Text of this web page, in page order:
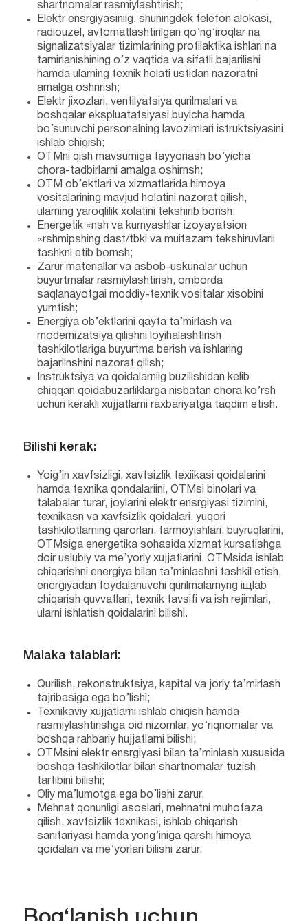
shartnomalar rasmiylashtirish;
Elektr ensrgiyasiniig, shuningdek telefon alokasi,
radiouzel, avtomatlashtirilgan qo’ng’iroqlar na
signalizatsiyalar tizimlarining profilaktika ishlari na
tamirlanishining o’z vaqtida va sifatli bajarilishi
hamda ularning texnik holati ustidan nazoratni
amalga oshnrish;
Elektr jixozlari, ventilyatsiya qurilmalari va
boshqalar ekspluatatsiyasi buyicha hamda
bo’sunuvchi personalning lavozimlari istruktsiyasini
ishlab chiqish;
OTMni qish mavsumiga tayyoriash bo’yicha
chora-tadbirlarni amalga oshirnsh;
OTM ob’ektlari va xizmatlarida himoya
vositalarining mavjud holatini nazorat qilish,
ularning yaroqlilik xolatini tekshirib borish:
Energetik «nsh va kurnyashlar izoyayatsion
«rshmipshing dast/tbki va muitazam tekshiruvlarii
tashknl etib bornsh;
Zarur materiallar va asbob-uskunalar uchun
buyurtmalar rasmiylashtirish, omborda
saqlanayotgai moddiy-texnik vositalar xisobini
yurntish;
Energiya ob’ektlarini qayta ta’mirlash va
modernizatsiya qilishni loyihalashtirish
tashkilotlariga buyurtma berish va ishlaring
bajarilnshini nazorat qilish;
Instruktsiya va qoidalarniig buzilishidan kelib
chiqqan qoidabuzarliklarga nisbatan chora ko’rsh
uchun kerakli xujjatlarni raxbariyatga taqdim etish.
Bilishi kerak:
Yoig’in xavfsizligi, xavfsizlik texiikasi qoidalarini
hamda texnika qondalariini, OTMsi binolari va
talabalar turar, joylarini elektr ensrgiyasi tizimini,
texnikasn va xavfsizlik qoidalari, yuqori
tashkilotlarning qarorlari, farmoyishlari, buyruqlarini,
OTMsiga energetika sohasida xizmat kursatishga
doir uslubiy va me’yoriy xujjatlarini, OTMsida ishlab
chiqarishni energiya bilan ta’minlashni tashkil etish,
energiyadan foydalanuvchi qurilmalarnyng iщlab
chiqarish quvvatlari, texnik tavsifi va ish rejimlari,
ularni ishlatish qoidalarini bilishi.
Malaka talablari:
Qurilish, rekonstruktsiya, kapital va joriy ta’mirlash
tajribasiga ega bo’lishi;
Texnikaviy xujjatlarni ishlab chiqish hamda
rasmiylashtirishga oid nizomlar, yo’riqnomalar va
boshqa rahbariy hujjatlarni bilishi;
OTMsini elektr ensrgiyasi bilan ta’minlash xususida
boshqa tashkilotlar bilan shartnomalar tuzish
tartibini bilishi;
Oliy ma’lumotga ega bo’lishi zarur.
Mehnat qonunligi asoslari, mehnatni muhofaza
qilish, xavfsizlik texnikasi, ishlab chiqarish
sanitariyasi hamda yong’iniga qarshi himoya
qoidalari va me’yorlari bilishi zarur.